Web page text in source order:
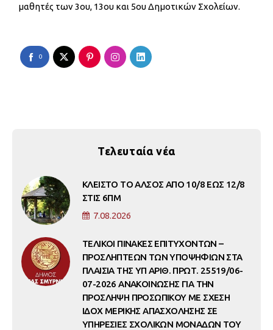
μαθητές των 3ου, 13ου και 5ου Δημοτικών Σχολείων.
0
Τελευταία νέα
ΚΛΕΙΣΤΟ ΤΟ ΑΛΣΟΣ ΑΠΟ 10/8 ΕΩΣ 12/8
ΣΤΙΣ 6ΠΜ
7.08.2026
ΤΕΛΙΚΟΙ ΠΙΝΑΚΕΣ ΕΠΙΤΥΧΟΝΤΩΝ –
ΠΡΟΣΛΗΠΤΕΩΝ ΤΩΝ ΥΠΟΨΗΦΙΩΝ ΣΤΑ
ΠΛΑΙΣΙΑ ΤΗΣ ΥΠ ΑΡΙΘ. ΠΡΩΤ. 25519/06-
07-2026 ΑΝΑΚΟΙΝΩΣΗΣ ΓΙΑ ΤΗΝ
ΠΡΟΣΛΗΨΗ ΠΡΟΣΩΠΙΚΟΥ ΜΕ ΣΧΕΣΗ
ΙΔΟΧ ΜΕΡΙΚΗΣ ΑΠΑΣΧΟΛΗΣΗΣ ΣΕ
ΥΠΗΡΕΣΙΕΣ ΣΧΟΛΙΚΩΝ ΜΟΝΑΔΩΝ ΤΟΥ